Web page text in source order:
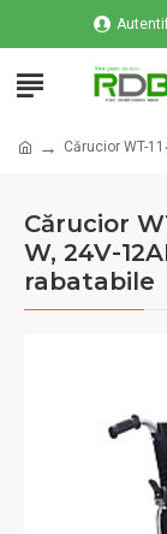
Cărucior WT-
Cărucior
W, 24V-
rabatabile